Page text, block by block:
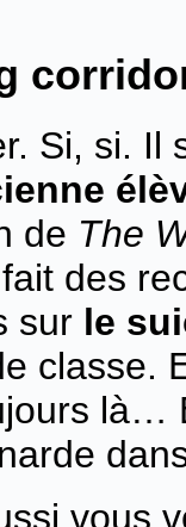
Si, si.
de The
des
sur le
classe.
là…
vous